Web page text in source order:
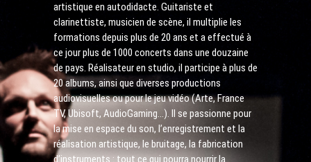
artistique en autodidacte. Guitariste et
clarinettiste, musicien de scène, il multiplie les
formations depuis plus de 20 ans et a effectué à
ce jour plus de 1000 concerts dans une douzaine
de pays. Réalisateur en studio, il participe à plus de
20 albums, ainsi que diverses productions
audiovisuelles ou pour le jeu vidéo (Arte, France
TV, Ubisoft, AudioGaming…). Il se passionne pour
la mise en espace du son, l’enregistrement et la
réalisation artistique, le bruitage, la fabrication
d’instruments : tout ce qui pourra nourrir la